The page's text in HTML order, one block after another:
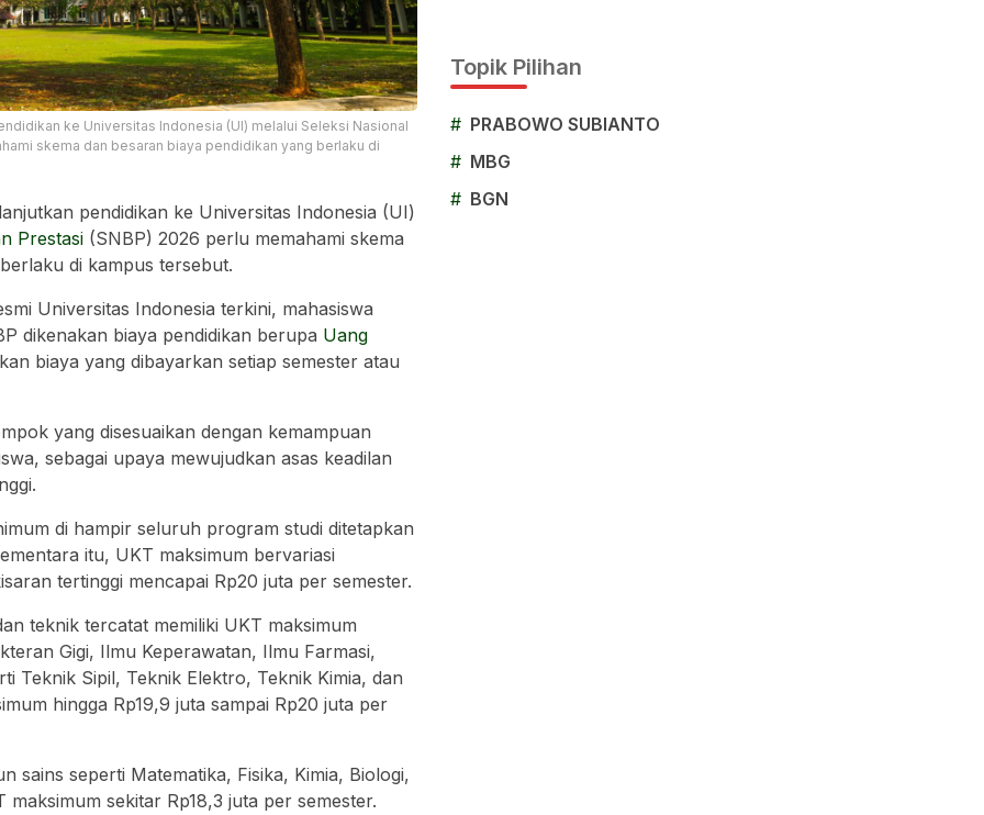
ke Universitas Indonesia (UI) melalui Seleksi Nasional
skema dan besaran biaya pendidikan yang berlaku di
pendidikan ke Universitas Indonesia (UI)
Prestasi (SNBP) 2026 perlu memahami skema
di kampus tersebut.
Universitas Indonesia terkini, mahasiswa
dikenakan biaya pendidikan berupa Uang
biaya yang dibayarkan setiap semester atau
yang disesuaikan dengan kemampuan
sebagai upaya mewujudkan asas keadilan
di hampir seluruh program studi ditetapkan
itu, UKT maksimum bervariasi
tertinggi mencapai Rp20 juta per semester.
teknik tercatat memiliki UKT maksimum
Gigi, Ilmu Keperawatan, Ilmu Farmasi,
Teknik Sipil, Teknik Elektro, Teknik Kimia, dan
hingga Rp19,9 juta sampai Rp20 juta per
sains seperti Matematika, Fisika, Kimia, Biologi,
sekitar Rp18,3 juta per semester.
Topik Pilihan
# PRABOWO SUBIANTO
# MBG
# BGN